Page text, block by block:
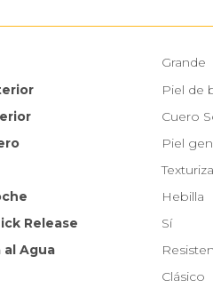
Grande
Piel de
Cuero
Piel
Hebilla
Release
Sí
al Agua
Clásico